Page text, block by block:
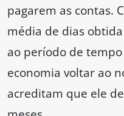
pagarem as contas.
média de dias
ao período de
economia voltar ao
acreditam que ele